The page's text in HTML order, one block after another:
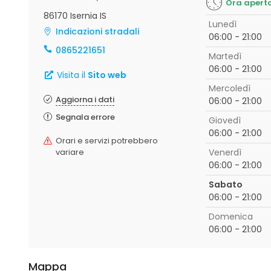
86170 Isernia IS
Indicazioni stradali
0865221651
Visita il Sito web
Aggiorna i dati
Segnala errore
Orari e servizi potrebbero
variare
Ora
Lunedì
06:00 - 21:00
Martedì
06:00 - 21:00
Mercoledì
06:00 - 21:00
Giovedì
06:00 - 21:00
Venerdì
06:00 - 21:00
Sabato
06:00 - 21:00
Domenica
06:00 - 21:00
Mappa